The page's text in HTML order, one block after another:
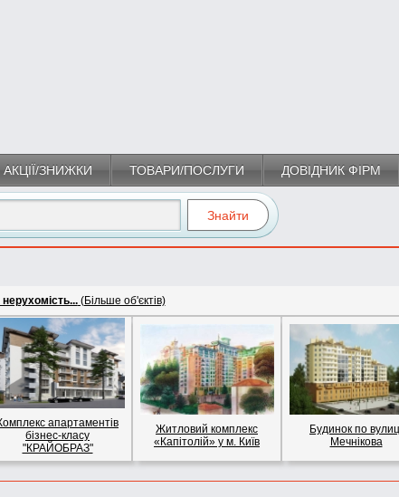
АКЦІЇ/ЗНИЖКИ ТОВАРИ/ПОСЛУГИ ДОВІДНИК ФІРМ
(Більше об'єктів)
апартаментів
бізнес-класу
"КРАЙОБРАЗ"
Житловий комплекс
«Капітолій» у м. Київ
Будинок по
Мечнікова